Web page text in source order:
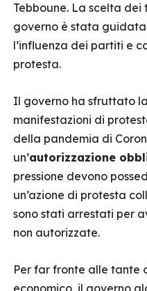
Tebboune. La scelta
governo è stata
l’influenza dei partiti e
protesta.
Il governo ha sfruttato
manifestazioni di
della pandemia di
un’autorizzazione
pressione devono
un’azione di protesta
sono stati arrestati per
non autorizzate.
Per far fronte alle tante
economico, il governo